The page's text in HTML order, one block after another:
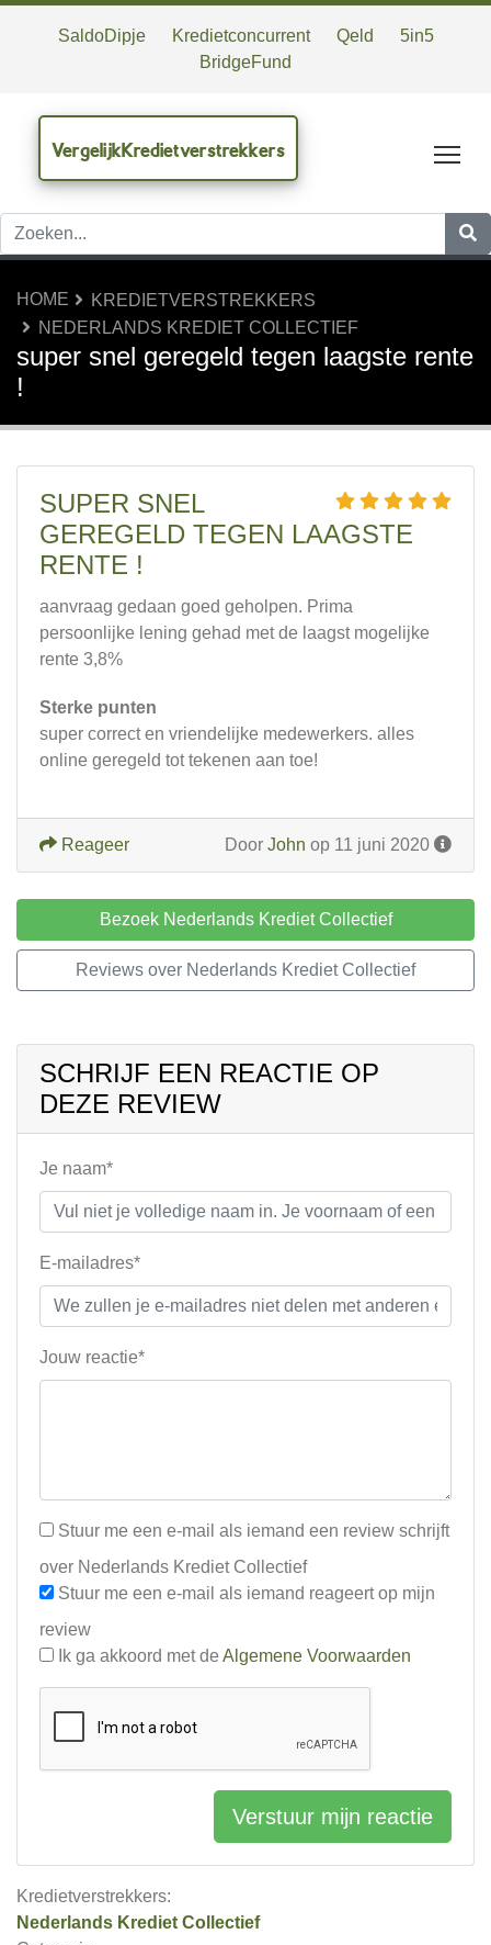
SaldoDipje Kredietconcurrent Qeld
5in5
BridgeFund
VergelijkKredietverstrekkers
HOME
KREDIETVERSTREKKERS
NEDERLANDS KREDIET COLLECTIEF
super snel geregeld tegen laagste rente
!
Kredietverstrekkers:
Nederlands Krediet Collectief
SUPER SNEL
GEREGELD TEGEN LAAGSTE
RENTE !
aanvraag gedaan goed geholpen. Prima
persoonlijke lening gehad met de laagst mogelijke
rente 3,8%
Sterke punten
super correct en vriendelijke medewerkers. alles
online geregeld tot tekenen aan toe!
Door John op 11 juni 2020
Reageer
Bezoek Nederlands Krediet Collectief
Reviews over Nederlands Krediet Collectief
SCHRIJF EEN REACTIE OP
DEZE REVIEW
Je naam*
E-mailadres*
Jouw reactie*
Stuur me een e-mail als iemand een review schrijft
over Nederlands Krediet Collectief
Stuur me een e-mail als iemand reageert op mijn
review
Ik ga akkoord met de Algemene Voorwaarden
Verstuur mijn reactie